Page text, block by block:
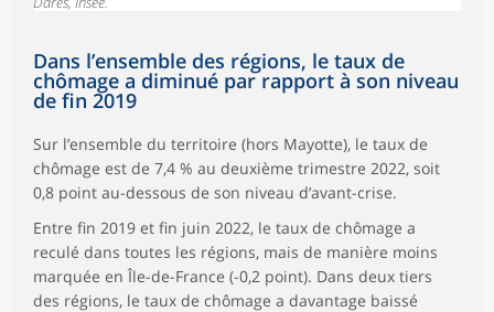
Dans l’ensemble des régions, le taux de
chômage a diminué par rapport à son niveau
de fin 2019
Sur l’ensemble du territoire (hors Mayotte), le taux de
chômage est de 7,4 % au deuxième trimestre 2022, soit
0,8 point au-dessous de son niveau d’avant-crise.
Entre fin 2019 et fin juin 2022, le taux de chômage a
reculé dans toutes les régions, mais de manière moins
marquée en Île-de-France (-0,2 point). Dans deux tiers
des régions, le taux de chômage a davantage baissé